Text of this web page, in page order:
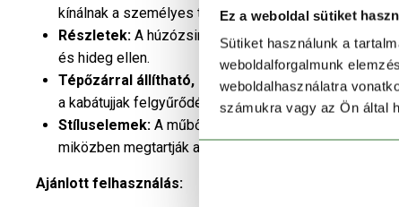
Ez a weboldal sütiket
Sütiket használunk a
weboldalforgalmunk
weboldalhasználatra
számukra vagy az Ön által
kínálnak a személyes tárgyak biztonságos tárolására.
Részletek: A húzózsinórral állítható, fix kapucni és
és hideg ellen.
Tépőzárral állítható, elasztikus mandzsetta:A
a kabátujjak felgyűrődését.
Stíluselemek: A műbőr részletek és a steppelt dizájn
miközben megtartják a funkcionalitást.
Ajánlott felhasználás: